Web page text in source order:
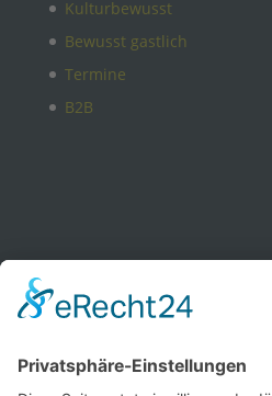
Kulturbewusst
Bewusst gastlich
Termine
B2B